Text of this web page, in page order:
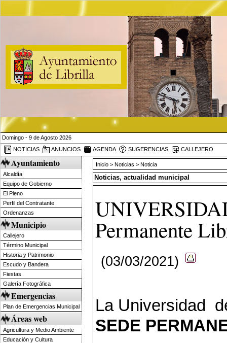
Domingo - 9 de Agosto 2026
NOTICIAS
ANUNCIOS AGENDA SUGERENCIAS CALLEJERO
Ayuntamiento
Alcaldía
Equipo de Gobierno
El Pleno
Perfil del Contratante
Ordenanzas
Municipio
Callejero
Término Municipal
Historia y Patrimonio
Escudo y Bandera
Fiestas
Galería Fotográfica
Emergencias
Plan de Emergencias Municipal
Áreas web
Agricultura y Medio Ambiente
Educación y Cultura
Inicio > Noticias > Noticia
Noticias, actualidad municipal
Permanente
(03/03/2021)
La Universidad
SEDE